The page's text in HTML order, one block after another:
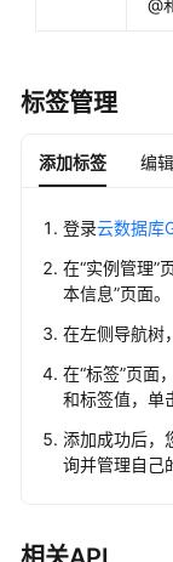
使
GeminiDB
Redis
权
限
购
买
实
例
连
@
标签管理
添加标签 编
登录云数据库
在“实例管理”
本信息”页面。
在左侧导航树
在“标签”页面
和标签值，单
添加成功后，
询并管理自己